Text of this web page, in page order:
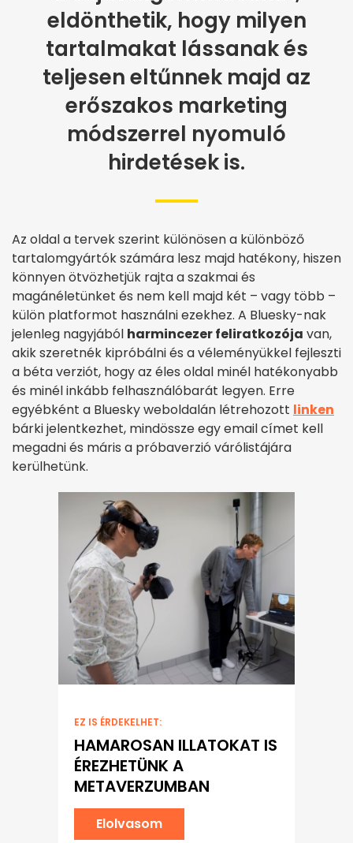
eldönthetik, hogy milyen
tartalmakat lássanak és
teljesen eltűnnek majd az
erőszakos marketing
módszerrel nyomuló
hirdetések is.
Az oldal a tervek szerint különösen a különböző
tartalomgyártók számára lesz majd hatékony, hiszen
könnyen ötvözhetjük rajta a szakmai és
magánéletünket és nem kell majd két – vagy több –
külön platformot használni ezekhez. A Bluesky-nak
jelenleg nagyjából harmincezer feliratkozója van,
akik szeretnék kipróbálni és a véleményükkel fejleszti
a béta verziót, hogy az éles oldal minél hatékonyabb
és minél inkább felhasználóbarát legyen. Erre
egyébként a Bluesky weboldalán létrehozott linken
bárki jelentkezhet, mindössze egy email címet kell
megadni és máris a próbaverzió várólistájára
kerülhetünk.
EZ IS ÉRDEKELHET:
HAMAROSAN ILLATOKAT IS
ÉREZHETÜNK A
METAVERZUMBAN
Elolvasom